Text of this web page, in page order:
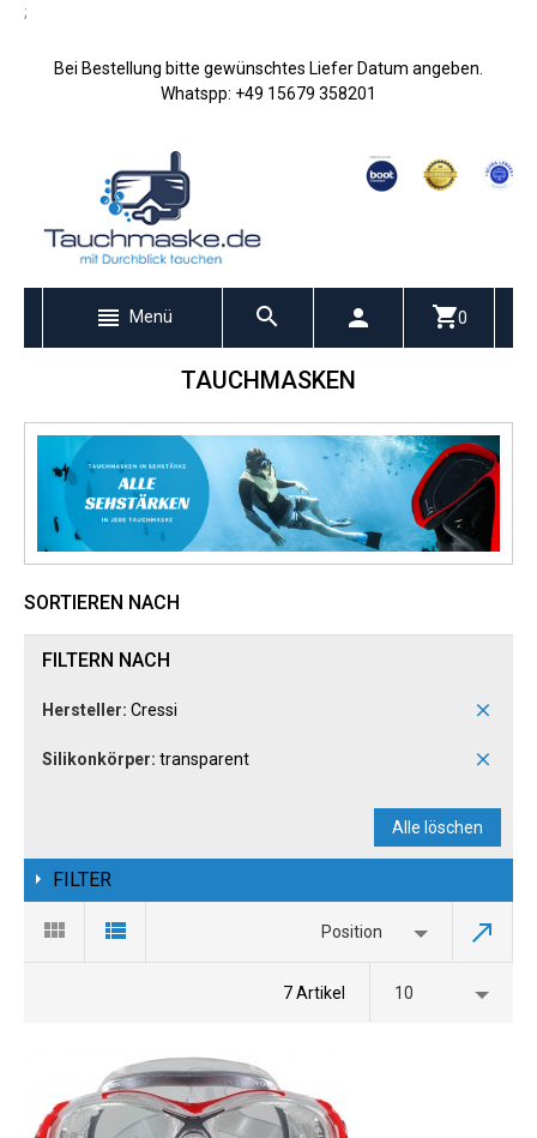
;
Bei Bestellung bitte gewünschtes Liefer Datum angeben.
Whatspp: +49 15679 358201
Menü 0
TAUCHMASKEN
SORTIEREN NACH
FILTERN NACH
Hersteller: Cressi
Silikonkörper: transparent
Alle löschen
FILTER
Position
7 Artikel 10